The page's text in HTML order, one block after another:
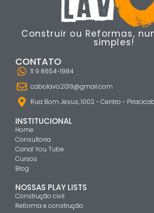
Construir ou Reformas,
simples!
CONTATO
11 9 8654-1984
cabolavo2019@gmail.com
Rua Bom Jesus, 1002 - Centro -
INSTITUCIONAL
Home
Consultoria
Canal You Tube
Cursos
Blog
NOSSAS PLAY LISTS
Construção civil
Reforma e construção